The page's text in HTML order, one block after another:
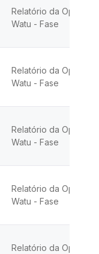
Relatório da
Watu - Fase
Relatório da
Watu - Fase
Relatório da
Watu - Fase
Relatório da
Watu - Fase
Relatório da